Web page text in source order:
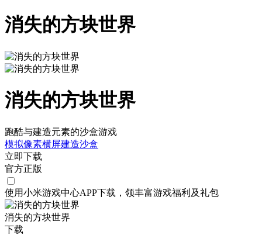
消失的方块世界
消失的方块世界
跑酷与建造元素的沙盒游戏
模拟像素横屏建造沙盒
立即下载
官方正版
使用小米游戏中心APP下载 ，领丰富游戏福利 及礼包
消失的方块世界
下载